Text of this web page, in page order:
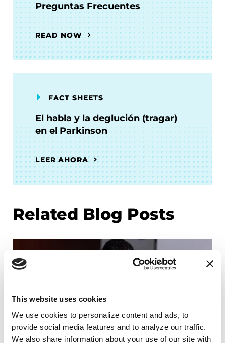
This website uses cookies
We use cookies to personalize content and ads, to
provide social media features and to analyze our traffic.
We also share information about your use of our site with
Preguntas Frecuentes
READ NOW
FACT SHEETS
El habla y la deglución (tragar)
en el Parkinson
LEER AHORA
Related Blog Posts